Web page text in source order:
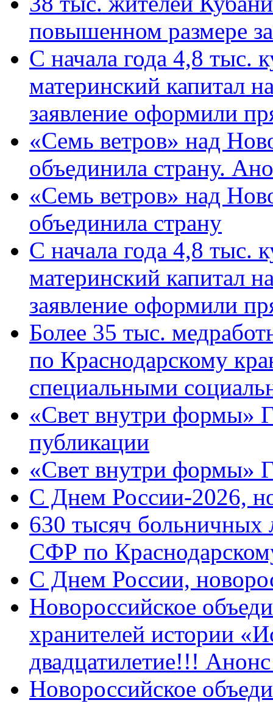
повышенном размере
С начала года 4,8 тыс.
материнский капитал
заявление оформили
«Семь ветров» над
объединила страну.
«Семь ветров» над
объединила страну
С начала года 4,8 тыс.
материнский капитал
заявление оформили
Более 35 тыс.
по Краснодарскому
специальными
«Свет внутри формы»
публикации
«Свет внутри формы»
C Днем России-2026,
630 тысяч больничных
СФР по
C Днем России,
Новороссийское
хранителей истории
двадцатилетие!!!
Новороссийское